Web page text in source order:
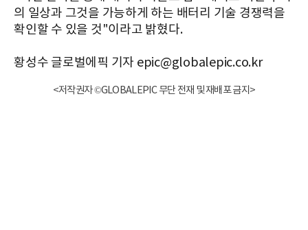
의 일상과 그것을 가능하게 하는 배터리 기술 경쟁력을
확인할 수 있을 것"이라고 밝혔다.
황성수 글로벌에픽 기자 epic@globalepic.co.kr
<저작권자 ©GLOBALEPIC 무단 전재 및 재배포 금지>